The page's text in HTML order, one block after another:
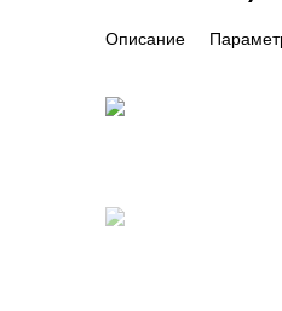
Описание